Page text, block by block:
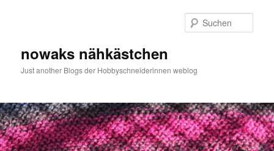
nowaks nähkästchen
Just another Blogs der Hobbyschneiderinnen weblog